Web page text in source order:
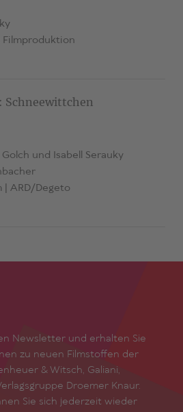
Schneewittchen
und Isabell Serauky
| ARD/Degeto
Newsletter und erhalten Sie
zu neuen Filmstoffen der
& Witsch, Galiani,
Droemer Knaur.
Sie sich jederzeit wieder